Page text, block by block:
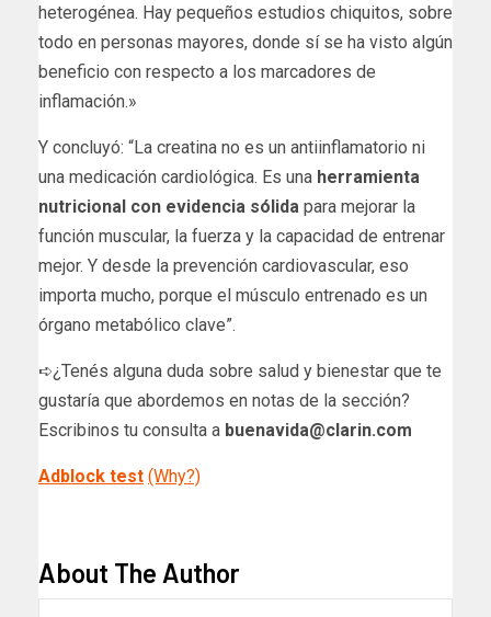
heterogénea. Hay pequeños estudios chiquitos, sobre
todo en personas mayores, donde sí se ha visto algún
beneficio con respecto a los marcadores de
inflamación.»
Y concluyó: “La creatina no es un antiinflamatorio ni
una medicación cardiológica. Es una herramienta
nutricional con evidencia sólida para mejorar la
función muscular, la fuerza y la capacidad de entrenar
mejor. Y desde la prevención cardiovascular, eso
importa mucho, porque el músculo entrenado es un
órgano metabólico clave”.
➪¿Tenés alguna duda sobre salud y bienestar que te
gustaría que abordemos en notas de la sección?
Escribinos tu consulta a buenavida@clarin.com
Adblock test (Why?)
About The Author